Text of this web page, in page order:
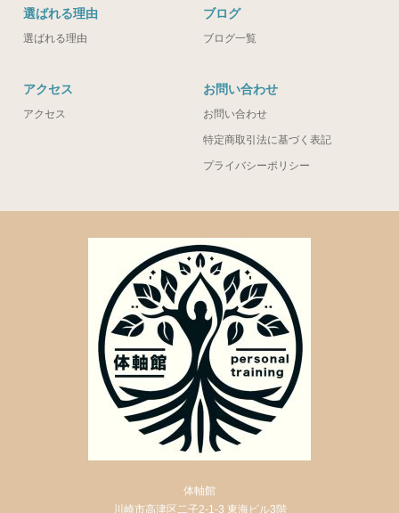
選ばれる理由
選ばれる理由
ブログ
ブログ一覧
アクセス
アクセス
お問い合わせ
お問い合わせ
特定商取引法に基づく表記
プライバシーポリシー
体軸館
川崎市高津区二子2-1-3 東海ビル3階